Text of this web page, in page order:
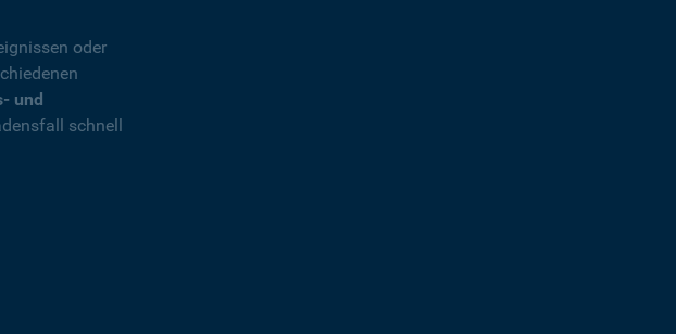
oder
und
schnell